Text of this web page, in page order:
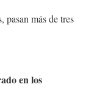
pasan más de tres
en los